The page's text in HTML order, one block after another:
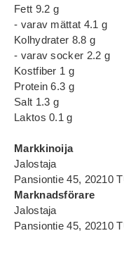
Fett 9.2 g
- varav mättat 4.1 g
Kolhydrater 8.8 g
- varav socker 2.2 g
Kostfiber 1 g
Protein 6.3 g
Salt 1.3 g
Laktos 0.1 g
Markkinoija
Jalostaja
Pansiontie 45, 20210
Marknadsförare
Jalostaja
Pansiontie 45, 20210